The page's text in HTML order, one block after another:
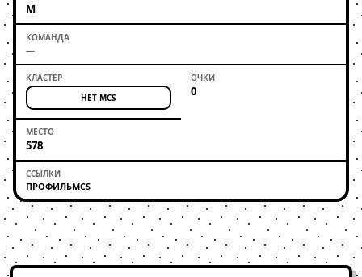
М
—
НЕТ MCS 0
578
ПРОФИЛЬMCS